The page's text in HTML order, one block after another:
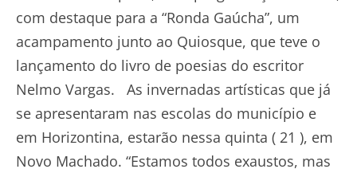
com destaque para a “Ronda Gaúcha”, um
acampamento junto ao Quiosque, que teve o
lançamento do livro de poesias do escritor
Nelmo Vargas. As invernadas artísticas que já
se apresentaram nas escolas do município e
em Horizontina, estarão nessa quinta ( 21 ), em
Novo Machado. “Estamos todos exaustos, mas